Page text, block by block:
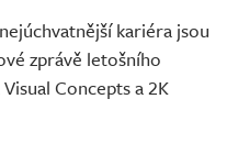
kariéra jsou
zprávě letošního
Concepts a 2K